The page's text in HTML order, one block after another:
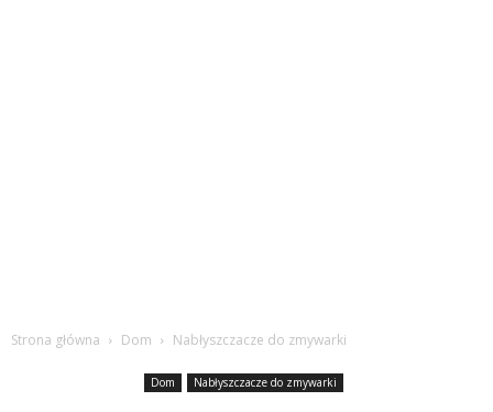
Strona główna Dom Nabłyszczacze do zmywarki
Dom Nabłyszczacze do zmywarki